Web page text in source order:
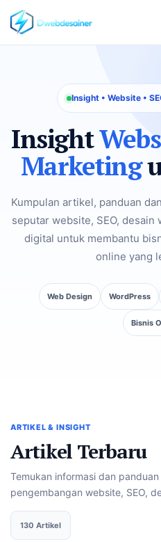
Insight • Website •
Insight
Marketing
Kumpulan artikel, panduan
seputar website, SEO,
digital untuk membantu
online yang
Web Design WordPress
Bisnis
ARTIKEL & INSIGHT
Artikel Terbaru
Temukan informasi dan
pengembangan website, SEO,
130 Artikel